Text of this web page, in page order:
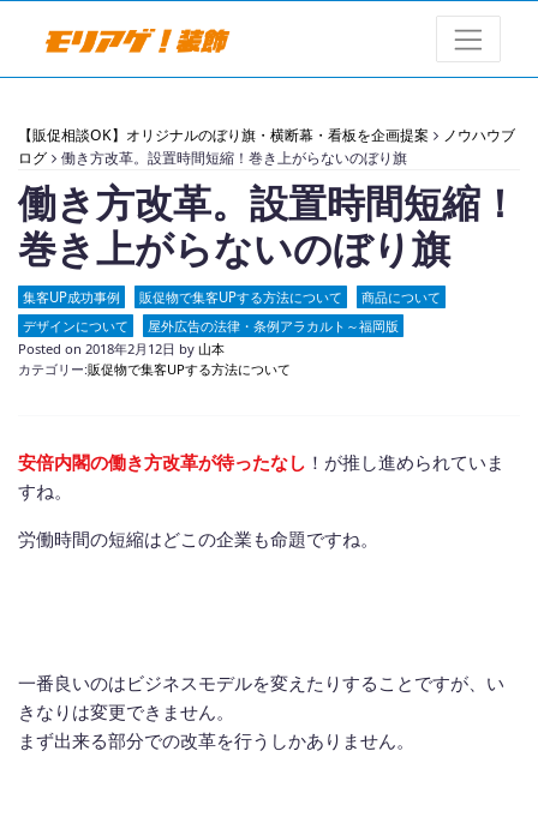
【販促相談OK】オリジナルのぼり旗・横断幕・看板を企画提案
ノウハウブ
ログ
働き方改革。設置時間短縮！巻き上がらないのぼり旗
働き方改革。設置時間短縮！
巻き上がらないのぼり旗
集客UP成功事例 販促物で集客UPする方法について
商品について
デザインについて
屋外広告の法律・条例アラカルト～福岡版
Posted on 2018年2月12日 by 山本
カテゴリー:販促物で集客UPする方法について
安倍内閣の働き方改革が待ったなし ！が推し進められていま
すね。
労働時間の短縮はどこの企業も命題ですね。
一番良いのはビジネスモデルを変えたりすることですが、い
きなりは変更できません。
まず出来る部分での改革を行うしかありません。